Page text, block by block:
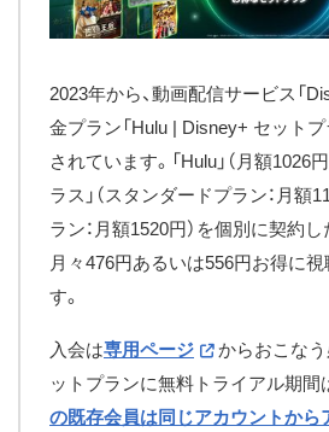
2023年から、動画配信サービス「
金プラン「Hulu | Disney+ セット
されています。「Hulu」（月額1026
ラス」（スタンダードプラン：月額
ラン：月額1520円）を個別に契約し
月々476円あるいは556円お得に
す。
入会は専用ページ
からおこなう
ットプランに無料トライアル期間
の既存会員は同じアカウントから